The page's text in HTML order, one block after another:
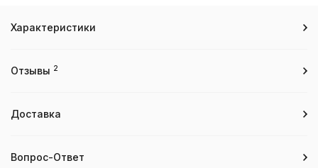
Характеристики
Отзывы 2
Доставка
Вопрос-Ответ